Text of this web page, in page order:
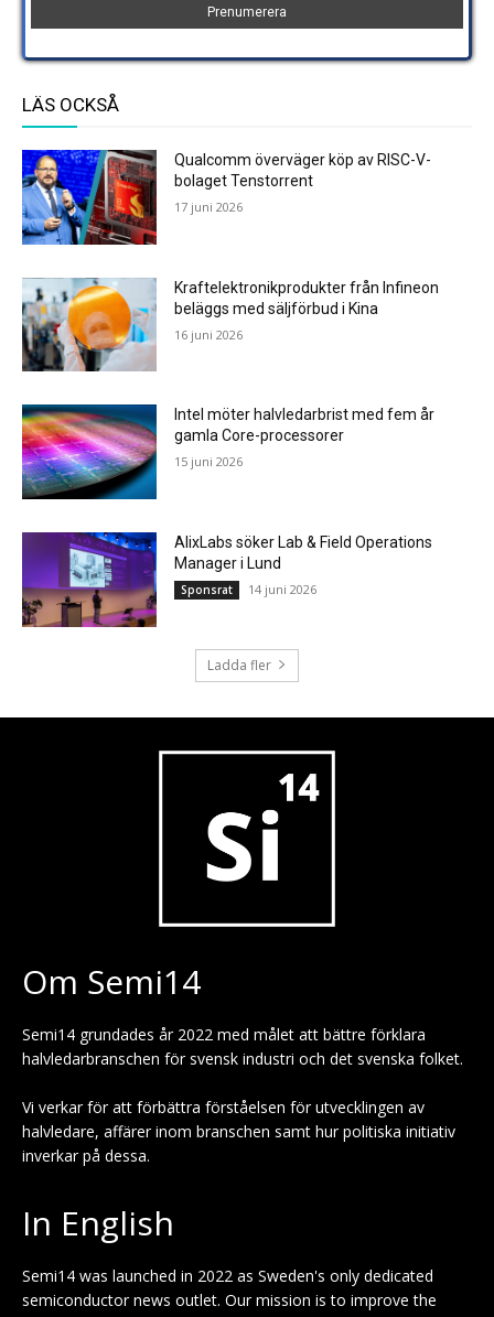
LÄS OCKSÅ
Qualcomm överväger köp av RISC-V-
bolaget Tenstorrent
17 juni 2026
Kraftelektronikprodukter från Infineon
beläggs med säljförbud i Kina
16 juni 2026
Intel möter halvledarbrist med fem år
gamla Core-processorer
15 juni 2026
AlixLabs söker Lab & Field Operations
Manager i Lund
Sponsrat 14 juni 2026
Ladda fler
Om Semi14
Semi14 grundades år 2022 med målet att bättre förklara
halvledarbranschen för svensk industri och det svenska folket.
Vi verkar för att förbättra förståelsen för utvecklingen av
halvledare, affärer inom branschen samt hur politiska initiativ
inverkar på dessa.
In English
Semi14 was launched in 2022 as Sweden's only dedicated
semiconductor news outlet. Our mission is to improve the